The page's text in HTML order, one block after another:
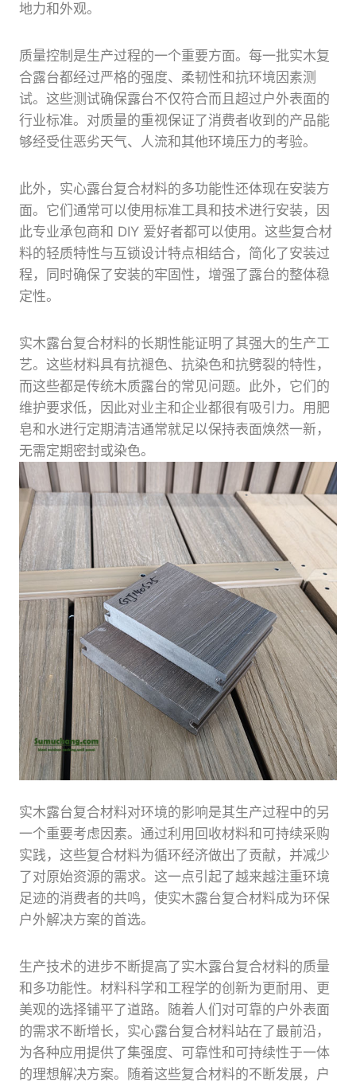
地力和外观。
质量控制是生产过程的一个重要方面。每一批实木复
合露台都经过严格的强度、柔韧性和抗环境因素测
试。这些测试确保露台不仅符合而且超过户外表面的
行业标准。对质量的重视保证了消费者收到的产品能
够经受住恶劣天气、人流和其他环境压力的考验。
此外，实心露台复合材料的多功能性还体现在安装方
面。它们通常可以使用标准工具和技术进行安装，因
此专业承包商和 DIY 爱好者都可以使用。这些复合材
料的轻质特性与互锁设计特点相结合，简化了安装过
程，同时确保了安装的牢固性，增强了露台的整体稳
定性。
实木露台复合材料的长期性能证明了其强大的生产工
艺。这些材料具有抗褪色、抗染色和抗劈裂的特性，
而这些都是传统木质露台的常见问题。此外，它们的
维护要求低，因此对业主和企业都很有吸引力。用肥
皂和水进行定期清洁通常就足以保持表面焕然一新，
无需定期密封或染色。
实木露台复合材料对环境的影响是其生产过程中的另
一个重要考虑因素。通过利用回收材料和可持续采购
实践，这些复合材料为循环经济做出了贡献，并减少
了对原始资源的需求。这一点引起了越来越注重环境
足迹的消费者的共鸣，使实木露台复合材料成为环保
户外解决方案的首选。
生产技术的进步不断提高了实木露台复合材料的质量
和多功能性。材料科学和工程学的创新为更耐用、更
美观的选择铺平了道路。随着人们对可靠的户外表面
的需求不断增长，实心露台复合材料站在了最前沿，
为各种应用提供了集强度、可靠性和可持续性于一体
的理想解决方案。随着这些复合材料的不断发展，户